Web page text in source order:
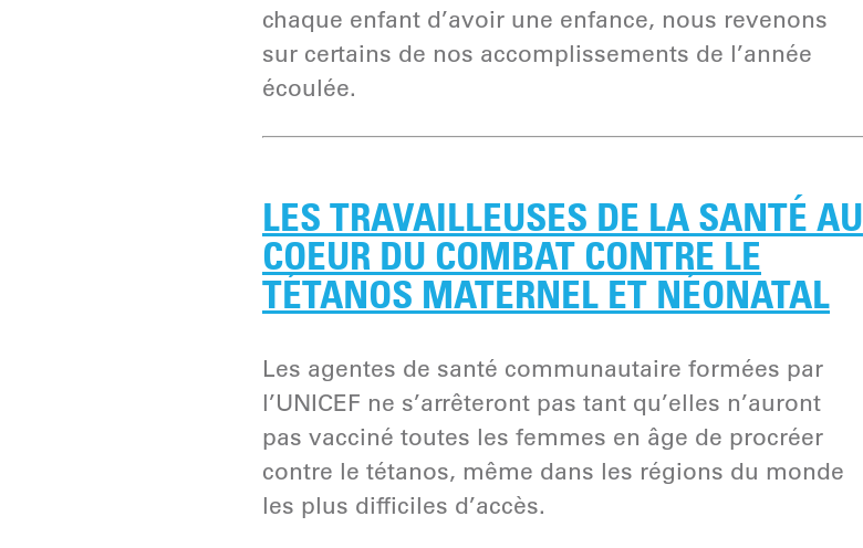
chaque enfant d’avoir une enfance, nous revenons
sur certains de nos accomplissements de l’année
écoulée.
LES TRAVAILLEUSES DE LA SANTÉ AU
COEUR DU COMBAT CONTRE LE
TÉTANOS MATERNEL ET NÉONATAL
Les agentes de santé communautaire formées par
l’UNICEF ne s’arrêteront pas tant qu’elles n’auront
pas vacciné toutes les femmes en âge de procréer
contre le tétanos, même dans les régions du monde
les plus difficiles d’accès.